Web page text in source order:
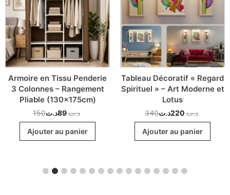
Armoire en Tissu Penderie
3 Colonnes – Rangement
Pliable (130x175cm)
150 د.ت89د.ت
Ajouter au panier
Tableau Décoratif « Regard
Spirituel » – Art Moderne et
Lotus
340 د.ت 220د.ت
Ajouter au panier